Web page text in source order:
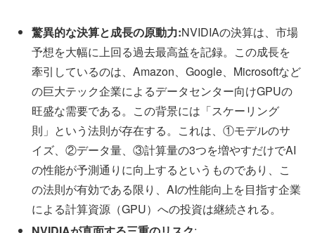
驚異的な決算と成長の原動力:NVIDIAの決算は、市場
予想を大幅に上回る過去最高益を記録。この成長を
牽引しているのは、Amazon、Google、Microsoftなど
の巨大テック企業によるデータセンター向けGPUの
旺盛な需要である。この背景には「スケーリング
則」という法則が存在する。これは、①モデルのサ
イズ、②データ量、③計算量の3つを増やすだけでAI
の性能が予測通りに向上するというものであり、こ
の法則が有効である限り、AIの性能向上を目指す企業
による計算資源（GPU）への投資は継続される。